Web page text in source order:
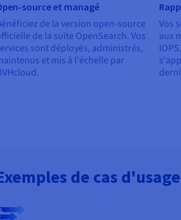
source et managé
de la version open-source
de la suite OpenSearch. Vos
sont déployés, administrés,
et mis à l'échelle par
Vos
aux
de cas d'usage